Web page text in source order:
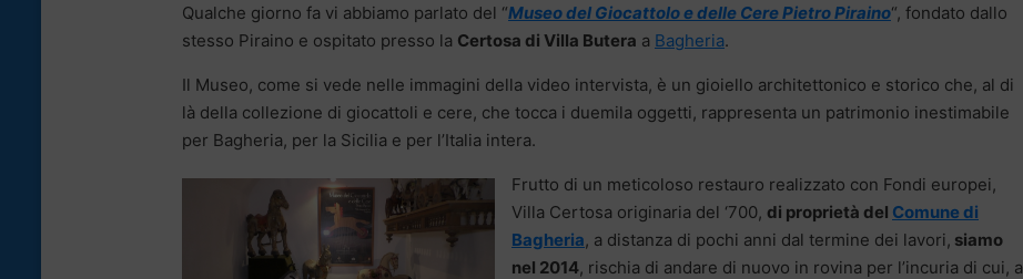
Qualche giorno fa vi abbiamo parlato del “Museo del Giocattolo e delle Cere Pietro Piraino“, fondato dallo
stesso Piraino e ospitato presso la Certosa di Villa Butera a Bagheria.
Il Museo, come si vede nelle immagini della video intervista, è un gioiello architettonico e storico che, al di
là della collezione di giocattoli e cere, che tocca i duemila oggetti, rappresenta un patrimonio inestimabile
per Bagheria, per la Sicilia e per l’Italia intera.
Frutto di un meticoloso restauro realizzato con Fondi europei,
Villa Certosa originaria del ‘700, di proprietà del Comune di
Bagheria, a distanza di pochi anni dal termine dei lavori, siamo
nel 2014, rischia di andare di nuovo in rovina per l’incuria di cui, a